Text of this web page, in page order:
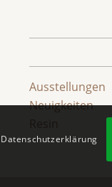
Ausstellungen
Neuigkeiten